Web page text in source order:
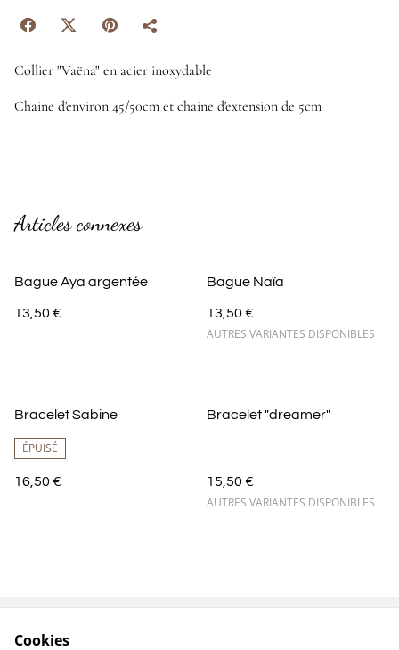
Collier "Vaëna" en acier inoxydable
Chaine d'environ 45/50cm et chaine d'extension de 5cm
Articles connexes
Bague Aya argentée
13,50 €
Bague Naïa
13,50 €
AUTRES VARIANTES DISPONIBLES
Bracelet Sabine
ÉPUISÉ
16,50 €
Bracelet "dreamer"
15,50 €
AUTRES VARIANTES DISPONIBLES
Cookies